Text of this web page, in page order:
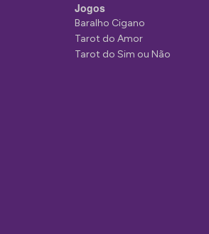
Jogos
Baralho Cigano
Tarot do Amor
Tarot do Sim ou Não